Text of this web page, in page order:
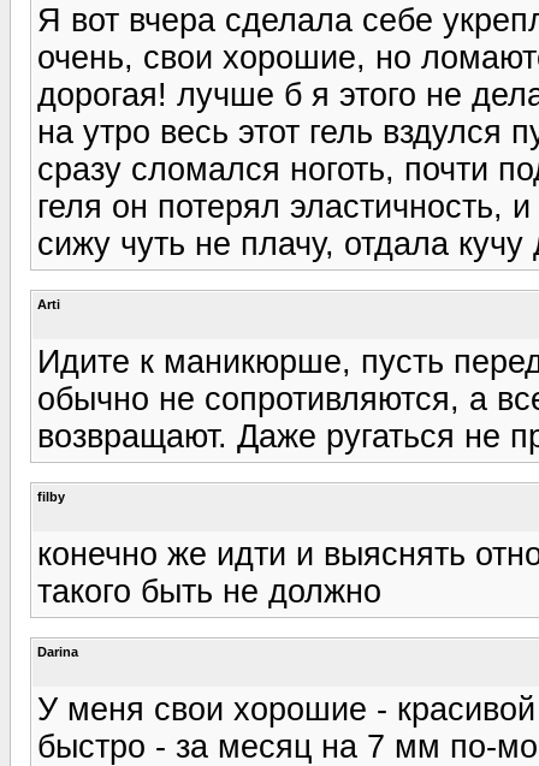
Я вот вчера сделала себе
очень, свои хорошие, но
дорогая! лучше б я этого не
на утро весь этот гель вздулся
сразу сломался ноготь, почти
геля он потерял эластичность,
сижу чуть не плачу, отдала
Arti
Идите к маникюрше, пусть
обычно не сопротивляются, а
возвращают. Даже ругаться не
filby
конечно же идти и выяснять
такого быть не должно
Darina
У меня свои хорошие -
быстро - за месяц на 7 мм по-